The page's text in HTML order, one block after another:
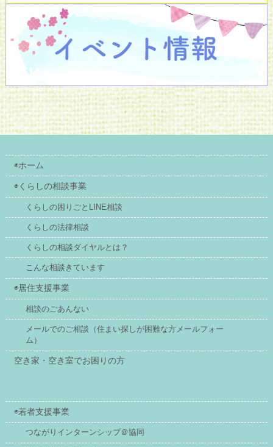
◉ホーム
◉くらしの相談事業
くらしの困りごとLINE相談
くらしの法律相談
くらしの相談ダイヤルとは？
こんな相談きています
◉居住支援事業
相談のごあんない
メールでのご相談（住まい探しが困難な方メールフォー
ム）
空き家・空き室でお困りの方
◉若者支援事業
つながりインターンシップ＠協同